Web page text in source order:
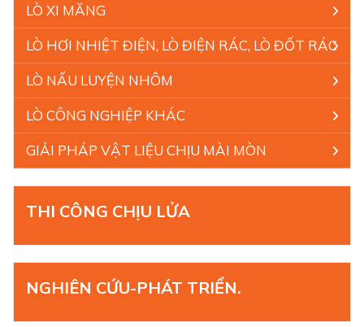
LÒ XI MĂNG
LÒ HƠI NHIỆT ĐIỆN, LÒ ĐIỆN RÁC, LÒ ĐỐT RÁC
LÒ NẤU LUYỆN NHÔM
LÒ CÔNG NGHIỆP KHÁC
GIẢI PHÁP VẬT LIỆU CHỊU MÀI MÒN
THI CÔNG CHỊU LỬA
NGHIÊN CỨU-PHÁT TRIỂN.